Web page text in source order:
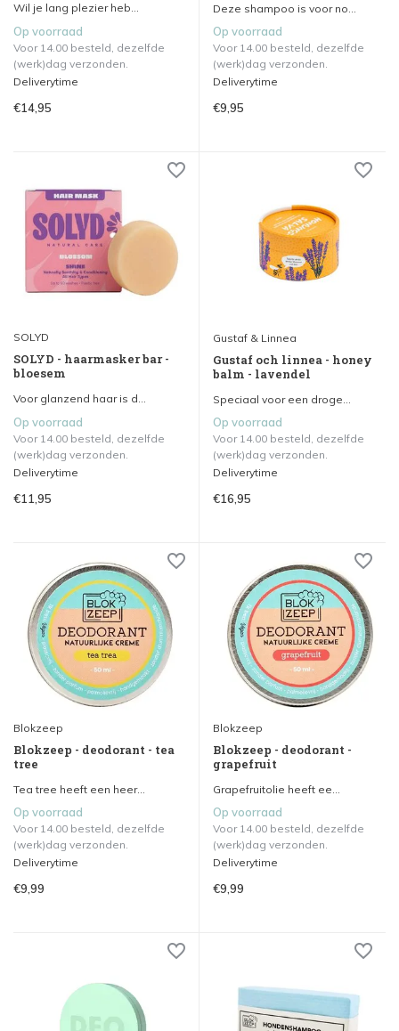
Wil je lang plezier heb...
Op voorraad
Voor 14.00 besteld, dezelfde
(werk)dag verzonden.
Deliverytime
€14,95
Deze shampoo is voor no...
Op voorraad
Voor 14.00 besteld, dezelfde
(werk)dag verzonden.
Deliverytime
€9,95
SOLYD
SOLYD - haarmasker bar -
bloesem
Voor glanzend haar is d...
Op voorraad
Voor 14.00 besteld, dezelfde
(werk)dag verzonden.
Deliverytime
€11,95
Gustaf & Linnea
Gustaf och linnea - honey
balm - lavendel
Speciaal voor een droge...
Op voorraad
Voor 14.00 besteld, dezelfde
(werk)dag verzonden.
Deliverytime
€16,95
Blokzeep
Blokzeep - deodorant - tea
tree
Tea tree heeft een heer...
Op voorraad
Voor 14.00 besteld, dezelfde
(werk)dag verzonden.
Deliverytime
€9,99
Blokzeep
Blokzeep - deodorant -
grapefruit
Grapefruitolie heeft ee...
Op voorraad
Voor 14.00 besteld, dezelfde
(werk)dag verzonden.
Deliverytime
€9,99